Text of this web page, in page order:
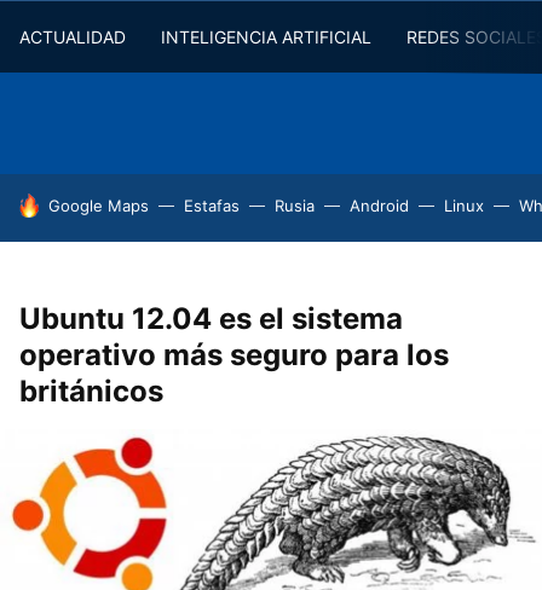
ACTUALIDAD INTELIGENCIA ARTIFICIAL REDES
HOY SE HABLA DE
Google Maps Estafas Rusia Android Linux
Ubuntu 12.04 es el sistema
operativo más seguro para los
británicos